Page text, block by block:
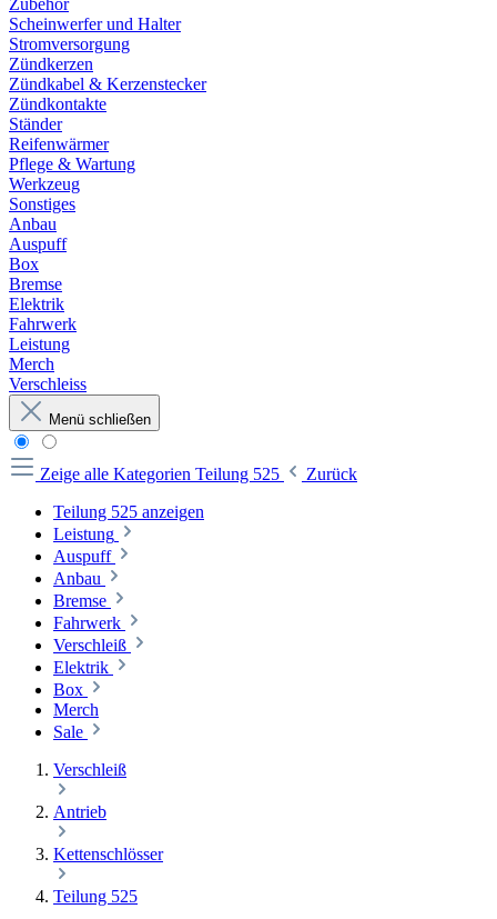
Zubehör
Scheinwerfer und Halter
Stromversorgung
Zündkerzen
Zündkabel & Kerzenstecker
Zündkontakte
Ständer
Reifenwärmer
Pflege & Wartung
Werkzeug
Sonstiges
Anbau
Auspuff
Box
Bremse
Elektrik
Fahrwerk
Leistung
Merch
Verschleiss
Menü schließen
Zeige alle Kategorien Teilung 525
Zurück
Teilung 525 anzeigen
Leistung
Auspuff
Anbau
Bremse
Fahrwerk
Verschleiß
Elektrik
Box
Merch
Sale
Verschleiß
Antrieb
Kettenschlösser
Teilung 525